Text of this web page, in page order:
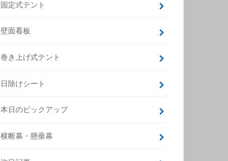
固定式テント
壁面看板
巻き上げ式テント
日除けシート
本日のピックアップ
横断幕・懸垂幕